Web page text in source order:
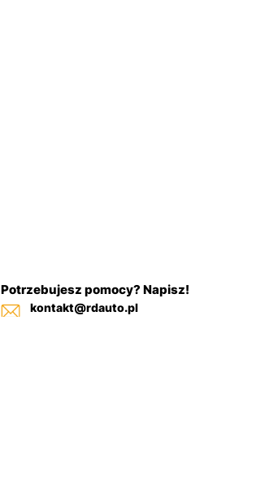
Potrzebujesz pomocy? Napisz!
kontakt@rdauto.pl